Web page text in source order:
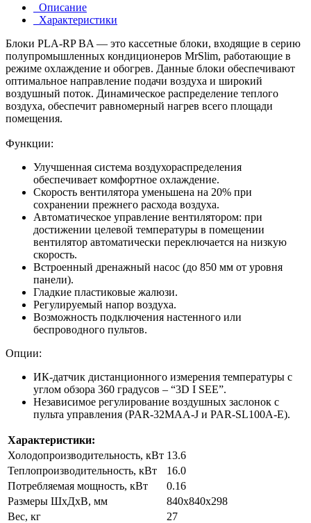
Описание
Характеристики
Блоки PLA-RP BA — это кассетные блоки, входящие в серию
полупромышленных кондиционеров MrSlim, работающие в
режиме охлаждение и обогрев. Данные блоки обеспечивают
оптимальное направление подачи воздуха и широкий
воздушный поток. Динамическое распределение теплого
воздуха, обеспечит равномерный нагрев всего площади
помещения.
Функции:
Улучшенная система воздухораспределения
обеспечивает комфортное охлаждение.
Скорость вентилятора уменьшена на 20% при
сохранении прежнего расхода воздуха.
Автоматическое управление вентилятором: при
достижении целевой температуры в помещении
вентилятор автоматически переключается на низкую
скорость.
Встроенный дренажный насос (до 850 мм от уровня
панели).
Гладкие пластиковые жалюзи.
Регулируемый напор воздуха.
Возможность подключения настенного или
беспроводного пультов.
Опции:
ИК-датчик дистанционного измерения температуры с
углом обзора 360 градусов – “3D I SEE”.
Независимое регулирование воздушных заслонок с
пульта управления (PAR-32MAA-J и PAR-SL100A-E).
Характеристики:
Холодопроизводительность, кВт 13.6
Теплопроизводительность, кВт
16.0
Потребляемая мощность, кВт
0.16
Размеры ШxДxВ, мм
840x840x298
Вес, кг
27